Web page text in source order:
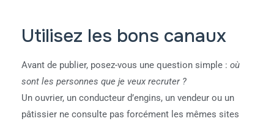
Utilisez les bons canaux
Avant de publier, posez-vous une question simple : où
sont les personnes que je veux recruter ?
Un ouvrier, un conducteur d’engins, un vendeur ou un
pâtissier ne consulte pas forcément les mêmes sites